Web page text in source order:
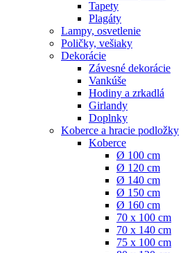
Tapety
Plagáty
Lampy, osvetlenie
Poličky, vešiaky
Dekorácie
Závesné dekorácie
Vankúše
Hodiny a zrkadlá
Girlandy
Doplnky
Koberce a hracie podložky
Koberce
Ø 100 cm
Ø 120 cm
Ø 140 cm
Ø 150 cm
Ø 160 cm
70 x 100 cm
70 x 140 cm
75 x 100 cm